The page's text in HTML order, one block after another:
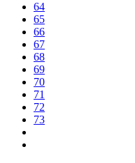
64
65
66
67
68
69
70
71
72
73